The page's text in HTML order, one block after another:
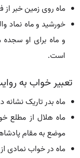
ماه روی زمین خبر
خورشید و ماه نماد
و ماه برای او
است.
تعبیر خواب به
ماه بدر تاریک
ماه هلال از مطلع
موضع به مقام
ماه در خواب نمادی